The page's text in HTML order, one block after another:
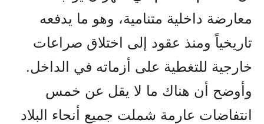
معارضة داخلية متنامية، وهو ما يدفعه
تاريخياً ومنذ عقود إلى اختلاق صراعات
خارجية للتغطية على أزماته في الداخل.
وأوضح أن هناك ما لا يقل عن خمس
انتفاضات عارمة شملت جميع أنحاء البلاد